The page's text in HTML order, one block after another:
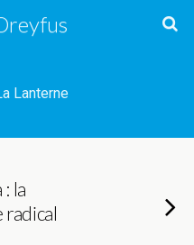
Lanterne
la
radical